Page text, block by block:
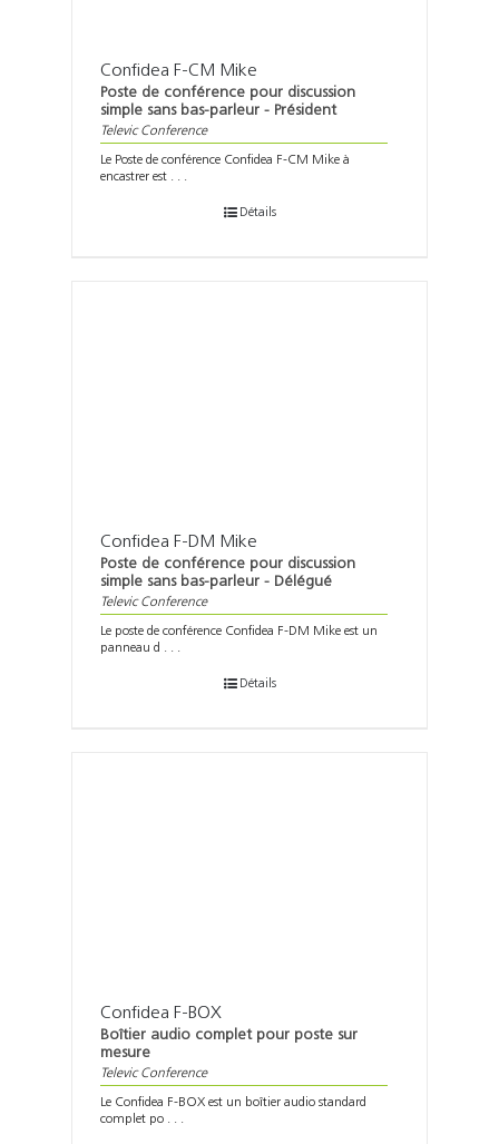
Confidea F-CM Mike
Poste de conférence pour discussion
simple sans bas-parleur - Président
Televic Conference
Le Poste de conférence Confidea F-CM Mike à
encastrer est . . .
Détails
Confidea F-DM Mike
Poste de conférence pour discussion
simple sans bas-parleur - Délégué
Televic Conference
Le poste de conférence Confidea F-DM Mike est un
panneau d . . .
Détails
Confidea F-BOX
Boîtier audio complet pour poste sur
mesure
Televic Conference
Le Confidea F-BOX est un boîtier audio standard
complet po . . .